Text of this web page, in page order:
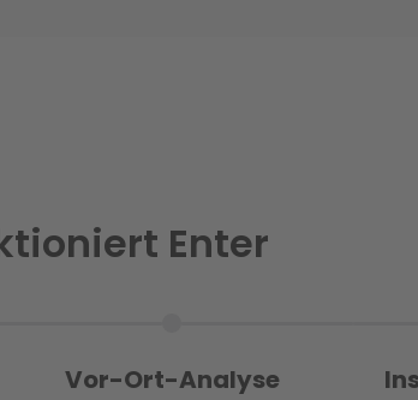
Enter
Vor-Ort-Analyse